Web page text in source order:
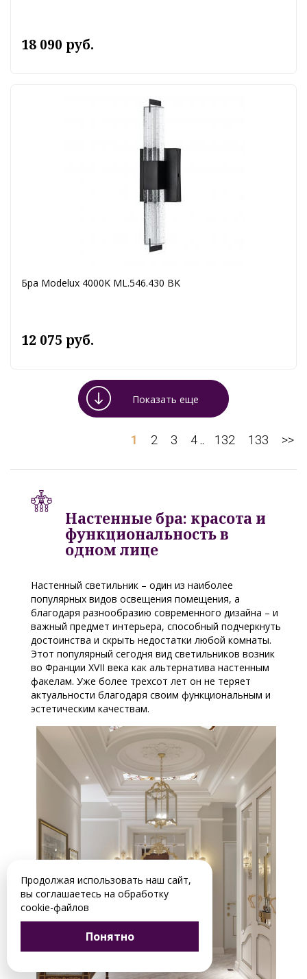
18 090 руб.
Бра Modelux 4000K ML.546.430 BK
12 075 руб.
Показать еще
1 2 3 4 .. 132 133 >>
Настенные бра: красота и
функциональность в
одном лице
Настенный светильник – один из наиболее
популярных видов освещения помещения, а
благодаря разнообразию современного дизайна – и
важный предмет интерьера, способный подчеркнуть
достоинства и скрыть недостатки любой комнаты.
Этот популярный сегодня вид светильников возник
во Франции XVII века как альтернатива настенным
факелам. Уже более трехсот лет он не теряет
актуальности благодаря своим функциональным и
эстетическим качествам.
Продолжая использовать наш сайт,
вы соглашаетесь на обработку
cookie-файлов
Понятно